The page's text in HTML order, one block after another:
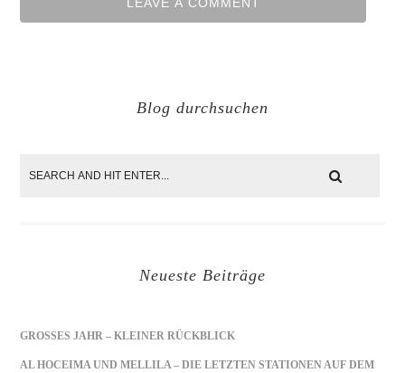
Blog durchsuchen
Neueste Beiträge
GROSSES JAHR – KLEINER RÜCKBLICK
AL HOCEIMA UND MELLILA – DIE LETZTEN STATIONEN AUF DEM